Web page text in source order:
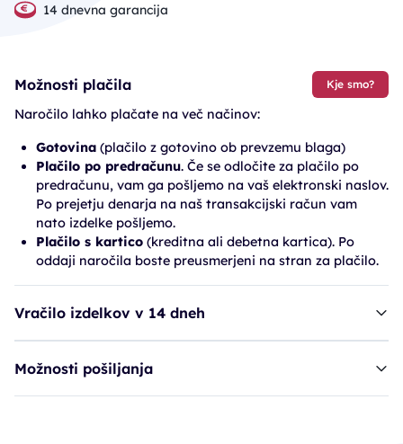
14 dnevna garancija
Možnosti plačila Kje smo?
Naročilo lahko plačate na več načinov:
Gotovina (plačilo z gotovino ob prevzemu blaga)
Plačilo po predračunu. Če se odločite za plačilo po
predračunu, vam ga pošljemo na vaš elektronski naslov.
Po prejetju denarja na naš transakcijski račun vam
nato izdelke pošljemo.
Plačilo s kartico (kreditna ali debetna kartica). Po
oddaji naročila boste preusmerjeni na stran za plačilo.
Vračilo izdelkov v 14 dneh
Možnosti pošiljanja